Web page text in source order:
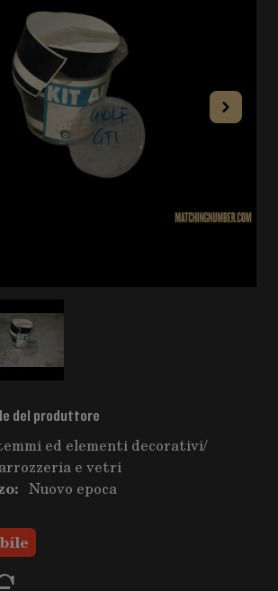
del produttore
ed elementi decorativi/
e vetri
Nuovo epoca